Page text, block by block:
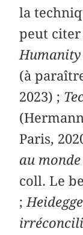
la
peut citer
Humanity
(à
2023) ;
Paris,
au
coll. Le
;